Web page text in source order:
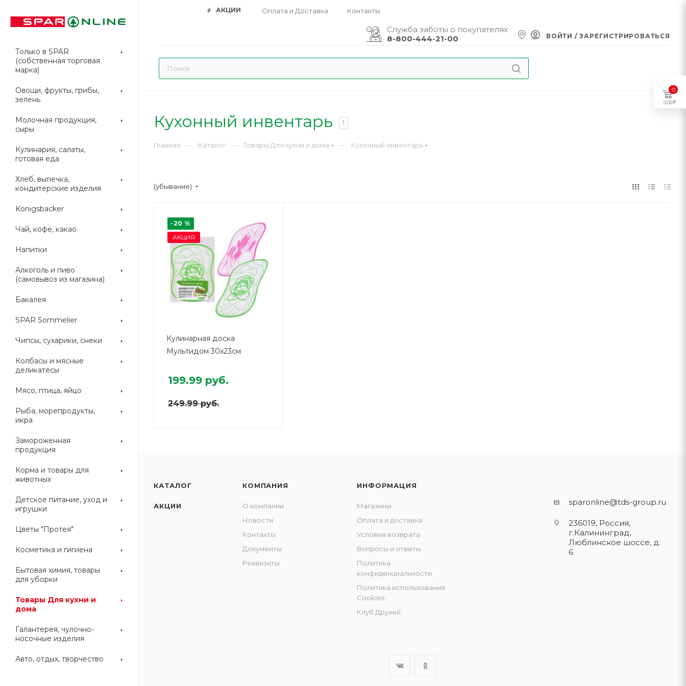
АКЦИИ Оплата и Доставка Контакты
Служба заботы о покупателях
8-800-444-21-00
ВОЙТИ / ЗАРЕГИСТРИРОВАТЬСЯ
Только в SPAR
(собственная торговая
марка)
Овощи, фрукты, грибы,
зелень
Молочная продукция,
сыры
Кулинария, салаты,
готовая еда
Хлеб, выпечка,
кондитерские изделия
Konigsbacker
Чай, кофе, какао
Напитки
Алкоголь и пиво
(самовывоз из магазина)
Бакалея
SPAR Sommelier
Чипсы, сухарики, снеки
Колбасы и мясные
деликатесы
Мясо, птица, яйцо
Рыба, морепродукты,
икра
Замороженная
продукция
Корма и товары для
животных
Детское питание, уход и
игрушки
Цветы "Протея"
Косметика и гигиена
Бытовая химия, товары
для уборки
Товары Для кухни и
дома
Галантерея, чулочно-
носочные изделия
Авто, отдых, творчество
Кухонный инвентарь 1
Главная — Каталог — Товары Для кухни и дома — Кухонный инвентарь
(убывание)
-20 %
АКЦИЯ
Кулинарная доска
Мультидом 30x23см
249.99руб.
199.99 руб.
КАТАЛОГ
АКЦИИ
КОМПАНИЯ
О компании
Новости
Контакты
Документы
Реквизиты
ИНФОРМАЦИЯ
Магазины
Оплата и доставка
Условия возврата
Вопросы и ответы
Политика
конфиденциальности
Политика использования
Cookies
Клуб Друзей
sparonline@tds-group.ru
236019, Россия,
г.Калининград,
Люблинское шоссе, д.
6
0
0,00